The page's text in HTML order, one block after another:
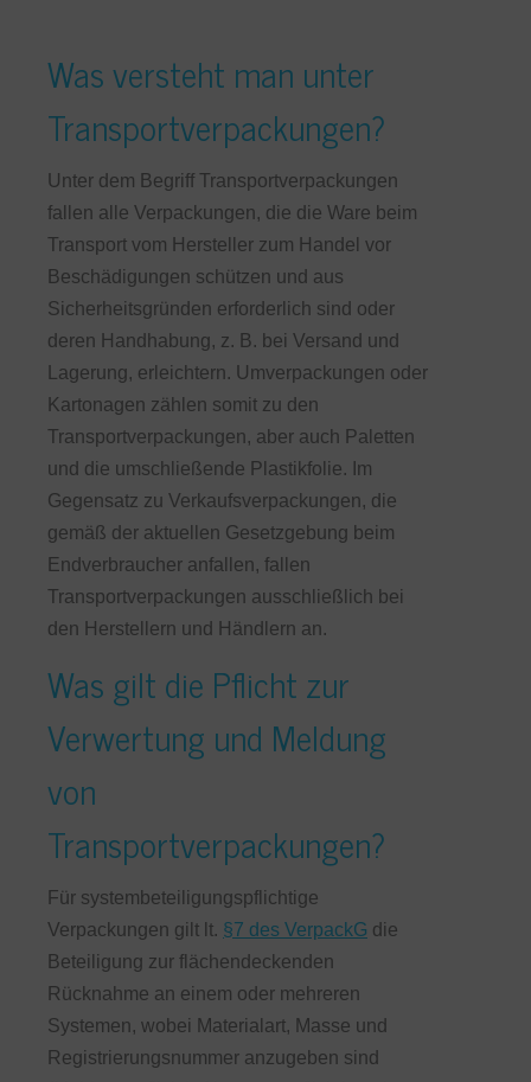
Was versteht man unter
Transportverpackungen?
Unter dem Begriff Transportverpackungen
fallen alle Verpackungen, die die Ware beim
Transport vom Hersteller zum Handel vor
Beschädigungen schützen und aus
Sicherheitsgründen erforderlich sind oder
deren Handhabung, z. B. bei Versand und
Lagerung, erleichtern. Umverpackungen oder
Kartonagen zählen somit zu den
Transportverpackungen, aber auch Paletten
und die umschließende Plastikfolie. Im
Gegensatz zu Verkaufsverpackungen, die
gemäß der aktuellen Gesetzgebung beim
Endverbraucher anfallen, fallen
Transportverpackungen ausschließlich bei
den Herstellern und Händlern an.
Was gilt die Pflicht zur
Verwertung und Meldung
von
Transportverpackungen?
Für systembeteiligungspflichtige
Verpackungen gilt lt. §7 des VerpackG die
Beteiligung zur flächendeckenden
Rücknahme an einem oder mehreren
Systemen, wobei Materialart, Masse und
Registrierungsnummer anzugeben sind